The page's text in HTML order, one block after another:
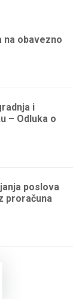
na obavezno
i
– Odluka o
poslova
proračuna